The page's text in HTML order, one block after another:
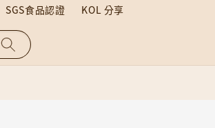
SGS食品認證 KOL 分享